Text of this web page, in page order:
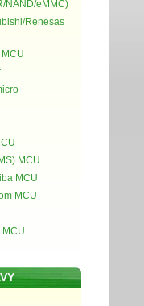
NAND/eMMC)
Renesas
MCU
MCU
MCU
MCU
MCU